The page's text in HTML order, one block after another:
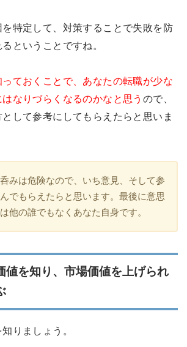
特定して、対策することで失敗を防
ということですね。
ておくことで、あなたの転職が少な
なりづらくなるのかなと思う ので、
して参考にしてもらえたらと思いま
みは危険なので、いち意見、そして参
でもらえたらと思います。最後に意思
他の誰でもなくあなた自身です。
を知り、市場価値を上げられ
りましょう。